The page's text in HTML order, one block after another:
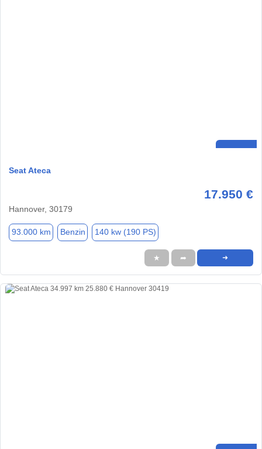
Seat Ateca
17.950 €
Hannover, 30179
93.000 km Benzin 140 kw (190 PS)
★ ➦ ➜